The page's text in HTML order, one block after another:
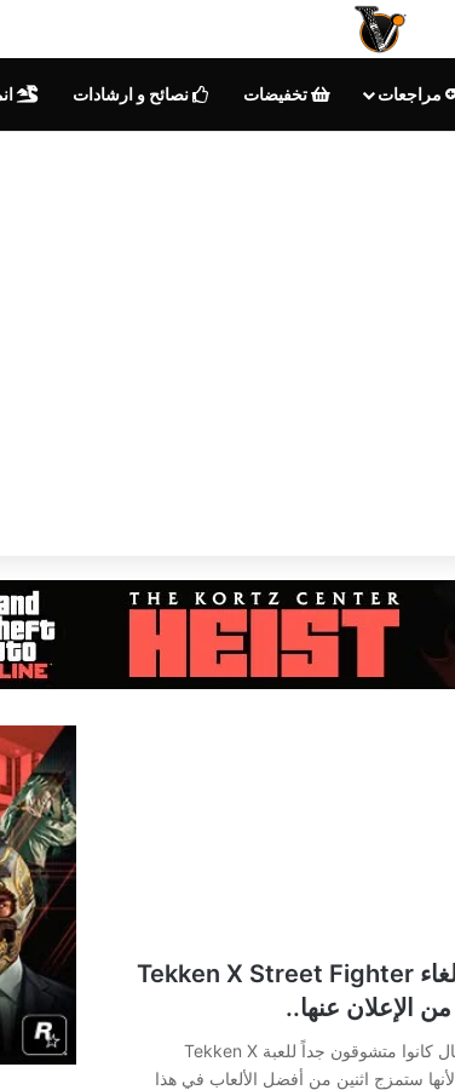
مراجعات تخفيضات نصائح و ارشادات
رسمياً: تم إلغاء Tekken X Street Fighter
عشاق ألعاب القتال كانوا متشوقون جداً للعبة Tekken X
Street Fighter لأنها ستمزج اثنين من أفضل الألعاب في هذا